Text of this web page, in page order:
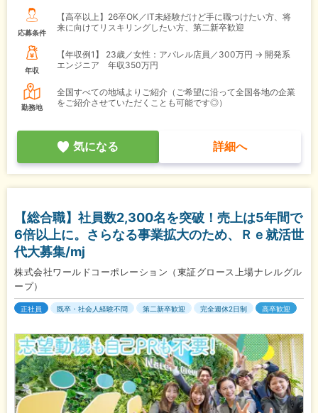
応募条件
【高卒以上】26卒OK／IT未経験だけど手に職つけたい方、将
来に向けてリスキリングしたい方、第二新卒歓迎
年収
【年収例1】
23歳／女性：アパレル店員／300万円 → 開発系
エンジニア 年収350万円
勤務地
全国すべての地域よりご紹介（ご希望に沿って全国各地の企業
をご紹介させていただくことも可能です◎）
気になる 詳細へ
【総合職】社員数2,300名を突破！売上は5年間で
6倍以上に。さらなる事業拡大のため、Ｒｅ就活世
代大募集/mj
株式会社ワールドコーポレーション（東証グロース上場ナレルグル
ープ）
正社員 既卒・社会人経験不問 第二新卒歓迎 完全週休2日制 高卒歓迎